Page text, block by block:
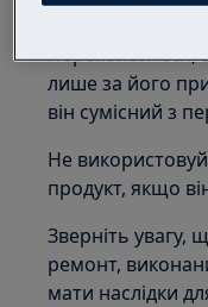
встановлювати
Переконайтеся,
лише за його
він сумісний з
Не
продукт, якщо
Зверніть увагу,
ремонт,
мати наслідки